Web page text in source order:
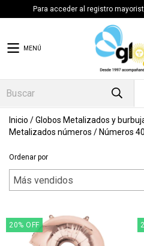
Para acceder al registro
MENÚ
Inicio /Globos Metalizados y
Metalizados números / Números
Ordenar por
20% OFF